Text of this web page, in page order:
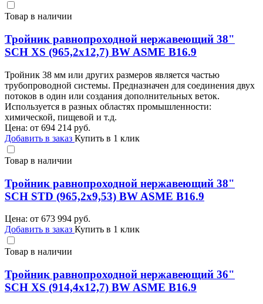
Товар в наличии
Тройник равнопроходной нержавеющий 38"
SCH XS (965,2х12,7) BW ASME B16.9
Тройник 38 мм или других размеров является частью
трубопроводной системы. Предназначен для соединения двух
потоков в один или создания дополнительных веток.
Используется в разных областях промышленности:
химической, пищевой и т.д.
Цена: от 694 214 руб.
Добавить в заказ Купить в 1 клик
Товар в наличии
Тройник равнопроходной нержавеющий 38"
SCH STD (965,2х9,53) BW ASME B16.9
Цена: от 673 994 руб.
Добавить в заказ Купить в 1 клик
Товар в наличии
Тройник равнопроходной нержавеющий 36"
SCH XS (914,4х12,7) BW ASME B16.9